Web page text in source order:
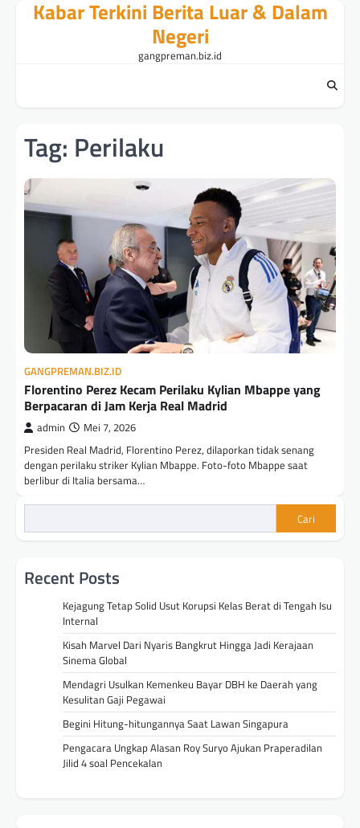
Kabar Terkini Berita Luar & Dalam
Negeri
gangpreman.biz.id
Tag: Perilaku
GANGPREMAN.BIZ.ID
Florentino Perez Kecam Perilaku Kylian Mbappe yang
Berpacaran di Jam Kerja Real Madrid
admin Mei 7, 2026
Presiden Real Madrid, Florentino Perez, dilaporkan tidak senang
dengan perilaku striker Kylian Mbappe. Foto-foto Mbappe saat
berlibur di Italia bersama…
Cari
Recent Posts
Kejagung Tetap Solid Usut Korupsi Kelas Berat di Tengah Isu
Internal
Kisah Marvel Dari Nyaris Bangkrut Hingga Jadi Kerajaan
Sinema Global
Mendagri Usulkan Kemenkeu Bayar DBH ke Daerah yang
Kesulitan Gaji Pegawai
Begini Hitung-hitungannya Saat Lawan Singapura
Pengacara Ungkap Alasan Roy Suryo Ajukan Praperadilan
Jilid 4 soal Pencekalan